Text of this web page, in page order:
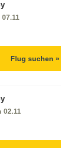
07.11
Flug suchen »
02.11